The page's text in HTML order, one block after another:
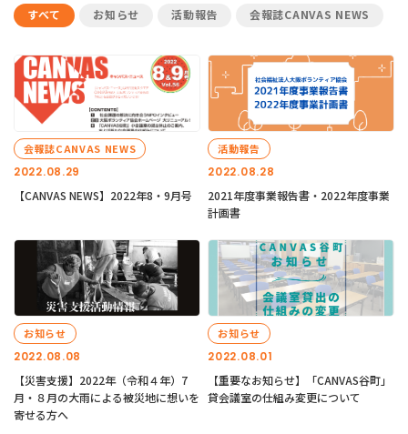
すべて お知らせ 活動報告 会報誌CANVAS NEWS
2022.08.29
会報誌CANVAS NEWS
【CANVAS NEWS】2022年8・9月号
2022.08.28
活動報告
2021年度事業報告書・2022年度事業
計画書
2022.08.08
お知らせ
【災害支援】2022年（令和４年）7
月・８月の大雨による被災地に想いを
寄せる方へ
2022.08.01
お知らせ
【重要なお知らせ】「CANVAS谷町」
貸会議室の仕組み変更について